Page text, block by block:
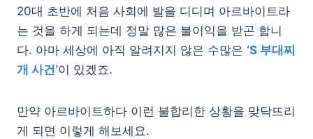
20대 초반에 처음 사회에 발을 디디며 아르바이트라
는 것을 하게 되는데 정말 많은 불이익을 받곤 합니
다. 아마 세상에 아직 알려지지 않은 수많은 ‘S 부대찌
개 사건’이 있겠죠.
만약 아르바이트하다 이런 불합리한 상황을 맞닥뜨리
게 되면 이렇게 해보세요.